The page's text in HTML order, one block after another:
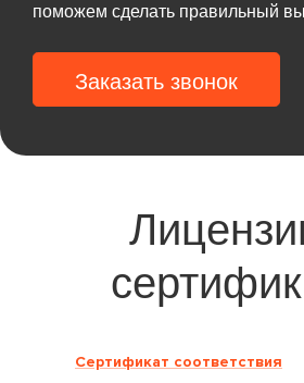
поможем сделать правильный
Заказать звонок
Сертификат соответствия